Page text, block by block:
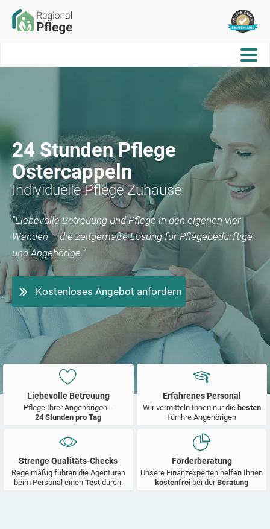
24 Stunden Pflege
Ostercappeln
Individuelle Pflege Zuhause
"Liebevolle Betreuung und Pflege in den eigenen vier
Wänden – die zeitgemäße Lösung für Pflegebedürftige
und Angehörige."
Kostenloses Angebot anfordern
Liebevolle Betreuung
Pflege Ihrer Angehörigen -
24 Stunden pro Tag
Erfahrenes Personal
Wir vermitteln Ihnen nur die besten
für ihre Angehörigen
Strenge Qualitäts-Checks
Regelmäßig führen die Agenturen
beim Personal einen Test durch.
Förderberatung
Unsere Finanzexperten helfen Ihnen
kostenfrei bei derBeratung